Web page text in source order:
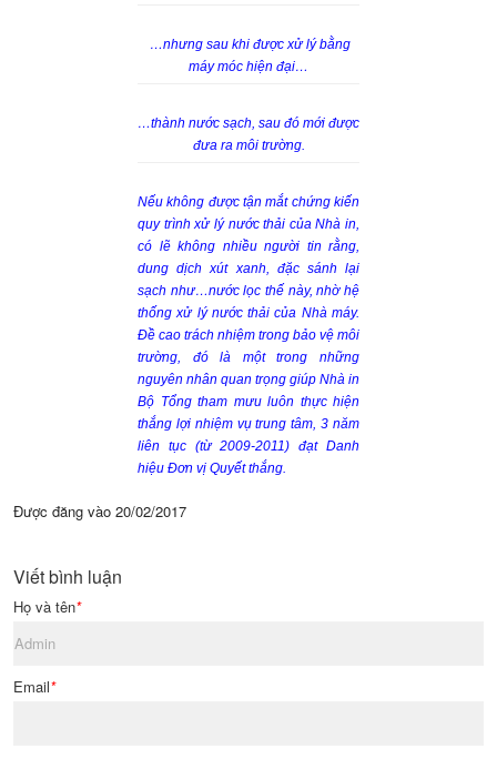
…nhưng sau khi được xử lý bằng
máy móc hiện đại…
…thành nước sạch, sau đó mới được
đưa ra môi trường.
Nếu không được tận mắt chứng kiến
quy trình xử lý nước thải của Nhà in,
có lẽ không nhiều người tin rằng,
dung dịch xút xanh, đặc sánh lại
sạch như…nước lọc thế này, nhờ hệ
thống xử lý nước thải của Nhà máy.
Đề cao trách nhiệm trong bảo vệ môi
trường, đó là một trong những
nguyên nhân quan trọng giúp Nhà in
Bộ Tổng tham mưu luôn thực hiện
thắng lợi nhiệm vụ trung tâm, 3 năm
liên tục (từ 2009-2011) đạt Danh
hiệu Đơn vị Quyết thắng.
Được đăng vào 20/02/2017
Viết bình luận
Họ và tên*
Email*